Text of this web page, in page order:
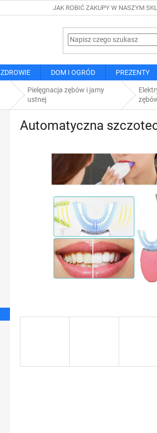
JAK ROBIĆ ZAKUPY W NASZYM
ZDROWIE DOM I OGRÓD PREZENTY
Pielęgnacja zębów i jamy
ustnej
Automatyczna